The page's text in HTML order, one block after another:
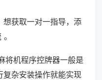
想获取一对一指导，添
将机程序控牌器一般是
复杂安装操作就能实现